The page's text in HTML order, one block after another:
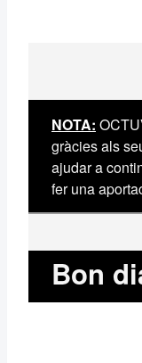
NOTA:
gràcies als
ajudar a
fer una
Bon